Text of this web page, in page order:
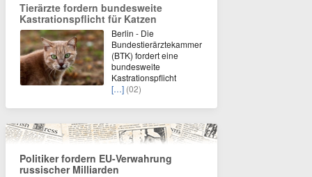
Tierärzte fordern bundesweite
Kastrationspflicht für Katzen
Berlin - Die
Bundestierärztekammer
(BTK) fordert eine
bundesweite
Kastrationspflicht
[…] (02)
Politiker fordern EU-Verwahrung
russischer Milliarden